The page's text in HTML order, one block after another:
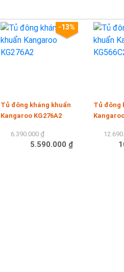
-13%
Tủ đông kháng khuẩn
Kangaroo KG276A2
6.390.000 ₫
5.590.000 ₫
Tủ đông